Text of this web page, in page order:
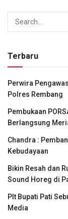
Terbaru
Perwira
Polres Rembang
Pembukaan
Berlangsung
Chandra :
Kebudayaan
Bikin Resah dan
Sound Horeg di
Plt Bupati Pati
Media